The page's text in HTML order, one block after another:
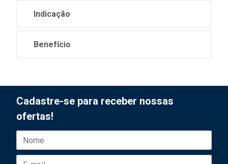
Indicação
Benefício
Cadastre-se para receber nossas
ofertas!